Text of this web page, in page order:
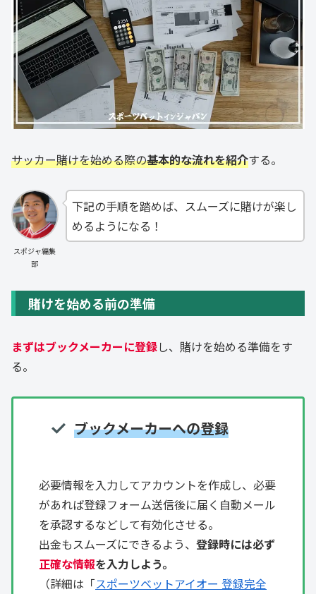
サッカー賭けを始める際の基本的な流れを紹介する。
スポジャ編集
部
下記の手順を踏めば、スムーズに賭けが楽し
めるようになる！
賭けを始める前の準備
まずはブックメーカーに登録し、賭けを始める準備をす
る。
ブックメーカーへの登録
必要情報を入力してアカウントを作成し、必要
があれば登録フォーム送信後に届く自動メール
を承認するなどして有効化させる。
出金もスムーズにできるよう、 登録時には必ず
正確な情報を入力しよう。
（詳細は「スポーツベットアイオー 登録完全